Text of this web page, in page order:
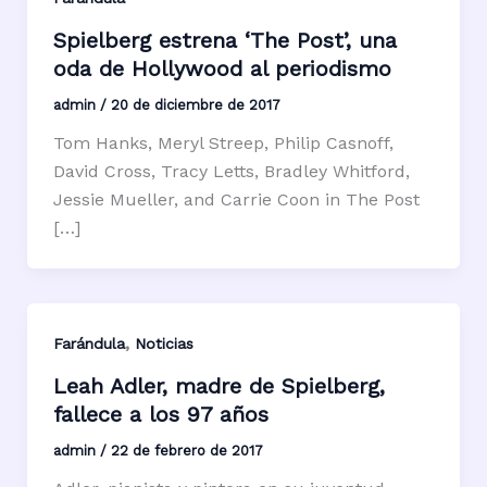
Spielberg estrena ‘The Post’, una
oda de Hollywood al periodismo
admin / 20 de diciembre de 2017
Tom Hanks, Meryl Streep, Philip Casnoff,
David Cross, Tracy Letts, Bradley Whitford,
Jessie Mueller, and Carrie Coon in The Post
[…]
Farándula, Noticias
Leah Adler, madre de Spielberg,
fallece a los 97 años
admin / 22 de febrero de 2017